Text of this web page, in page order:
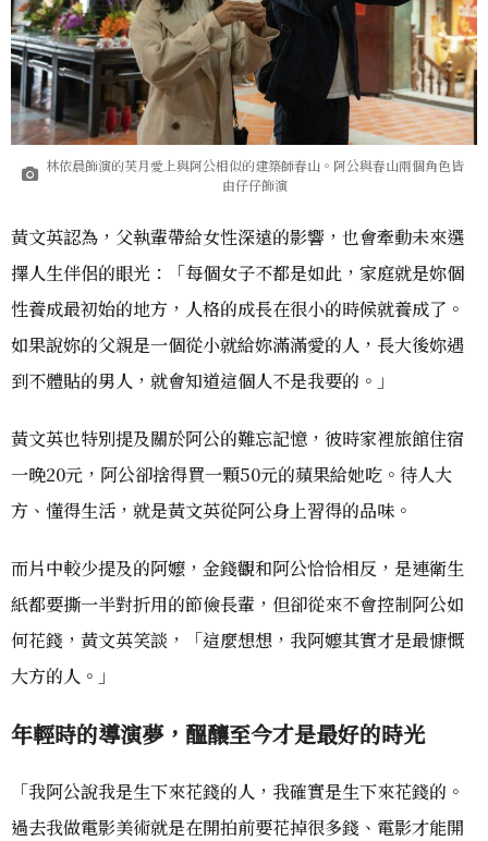
林依晨飾演的芙月愛上與阿公相似的建築師春山。阿公與春山兩個角色皆
由仔仔飾演
黃文英認為，父執輩帶給女性深遠的影響，也會牽動未來選
擇人生伴侶的眼光：「每個女子不都是如此，家庭就是妳個
性養成最初始的地方，人格的成長在很小的時候就養成了。
如果說妳的父親是一個從小就給妳滿滿愛的人，長大後妳遇
到不體貼的男人，就會知道這個人不是我要的。」
黃文英也特別提及關於阿公的難忘記憶，彼時家裡旅館住宿
一晚20元，阿公卻捨得買一顆50元的蘋果給她吃。待人大
方、懂得生活，就是黃文英從阿公身上習得的品味。
而片中較少提及的阿嬤，金錢觀和阿公恰恰相反，是連衛生
紙都要撕一半對折用的節儉長輩，但卻從來不會控制阿公如
何花錢，黃文英笑談，「這麼想想，我阿嬤其實才是最慷慨
大方的人。」
年輕時的導演夢，醞釀至今才是最好的時光
「我阿公說我是生下來花錢的人，我確實是生下來花錢的。
過去我做電影美術就是在開拍前要花掉很多錢、電影才能開